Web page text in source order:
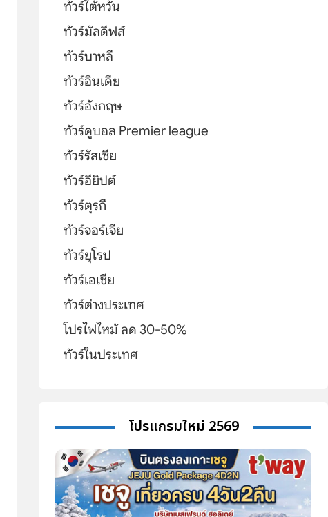
ทัวร์ไต้หวัน
ทัวร์มัลดีฟส์
ทัวร์บาหลี
ทัวร์อินเดีย
ทัวร์อังกฤษ
ทัวร์ดูบอล Premier league
ทัวร์รัสเซีย
ทัวร์อียิปต์
ทัวร์ตุรกี
ทัวร์จอร์เจีย
ทัวร์ยุโรป
ทัวร์เอเชีย
ทัวร์ต่างประเทศ
โปรไฟไหม้ ลด 30-50%
ทัวร์ในประเทศ
โปรแกรมใหม่ 2569